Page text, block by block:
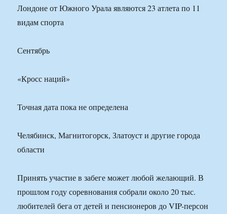
Лондоне от Южного Урала являются 23 атлета по 11
видам спорта
Сентябрь
«Кросс наций»
Точная дата пока не определена
Челябинск, Магнитогорск, Златоуст и другие города
области
Принять участие в забеге может любой желающий. В
прошлом году соревнования собрали около 20 тыс.
любителей бега от детей и пенсионеров до VIP-персон